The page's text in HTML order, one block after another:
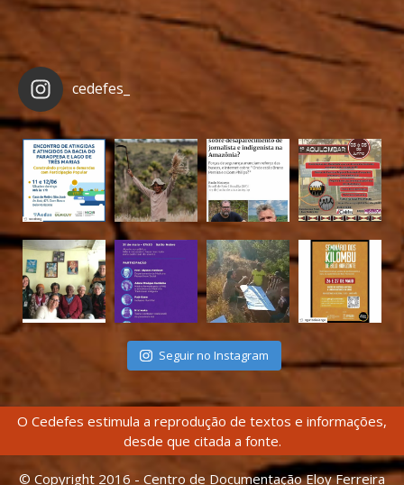
cedefes_
Seguir no Instagram
O Cedefes estimula a reprodução de textos e informações,
desde que citada a fonte.
© Copyright 2016 - Centro de Documentação Eloy Ferreira